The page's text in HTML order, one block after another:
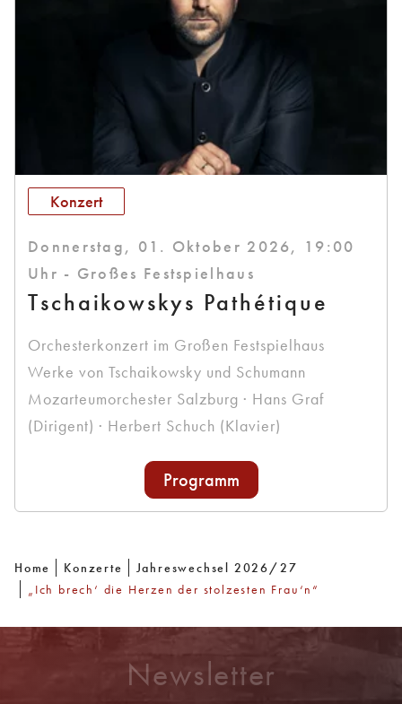
Konzert
Donnerstag, 01. Oktober 2026, 19:00
Uhr - Großes Festspielhaus
Tschaikowskys Pathétique
Orchesterkonzert im Großen Festspielhaus
Werke von Tschaikowsky und Schumann
Mozarteumorchester Salzburg · Hans Graf
(Dirigent) · Herbert Schuch (Klavier)
Programm
Home Konzerte
Jahreswechsel 2026/27
„Ich brech‘ die Herzen der stolzesten Frau‘n“
Newsletter